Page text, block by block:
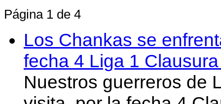
Página 1 de 4
Los Chankas se
fecha 4 Liga 1
Nuestros guerreros de